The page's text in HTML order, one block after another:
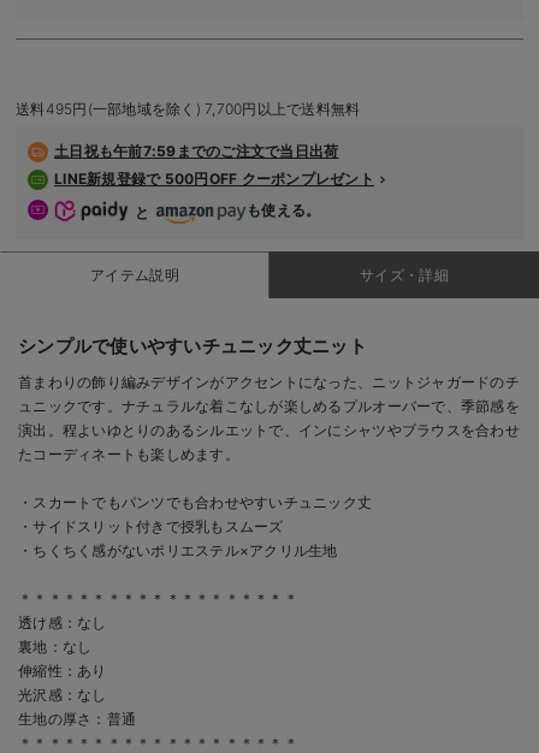
efe×ANGELIEBEコ
送料495円(一部地域を除く) 7,700円以上で送料無料
土日祝も午前7:59までのご注文で当日出荷
LINE新規登録で 500円OFF クーポンプレゼント
と
も使える。
アイテム説明 サイズ・詳細
シンプルで使いやすいチュニック丈ニット
首まわりの飾り編みデザインがアクセントになった、ニットジャガードのチ
ュニックです。ナチュラルな着こなしが楽しめるプルオーバーで、季節感を
演出。程よいゆとりのあるシルエットで、インにシャツやブラウスを合わせ
たコーディネートも楽しめます。
・スカートでもパンツでも合わせやすいチュニック丈
・サイドスリット付きで授乳もスムーズ
・ちくちく感がないポリエステル×アクリル生地
＊＊＊＊＊＊＊＊＊＊＊＊＊＊＊＊＊＊＊
透け感：なし
裏地：なし
伸縮性：あり
光沢感：なし
生地の厚さ：普通
＊＊＊＊＊＊＊＊＊＊＊＊＊＊＊＊＊＊＊